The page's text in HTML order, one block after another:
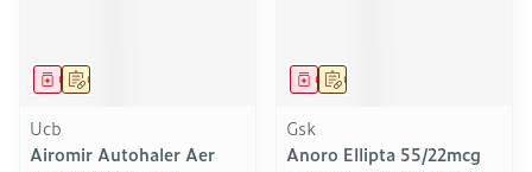
Op voorschrift
Geneesmiddel
Ucb
Airomir Autohaler Aer
Op voorschrift
Geneesmiddel
Gsk
Anoro Ellipta 55/22mcg